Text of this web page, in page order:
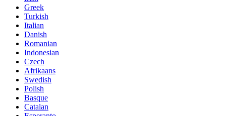
Greek
Turkish
Italian
Danish
Romanian
Indonesian
Czech
Afrikaans
Swedish
Polish
Basque
Catalan